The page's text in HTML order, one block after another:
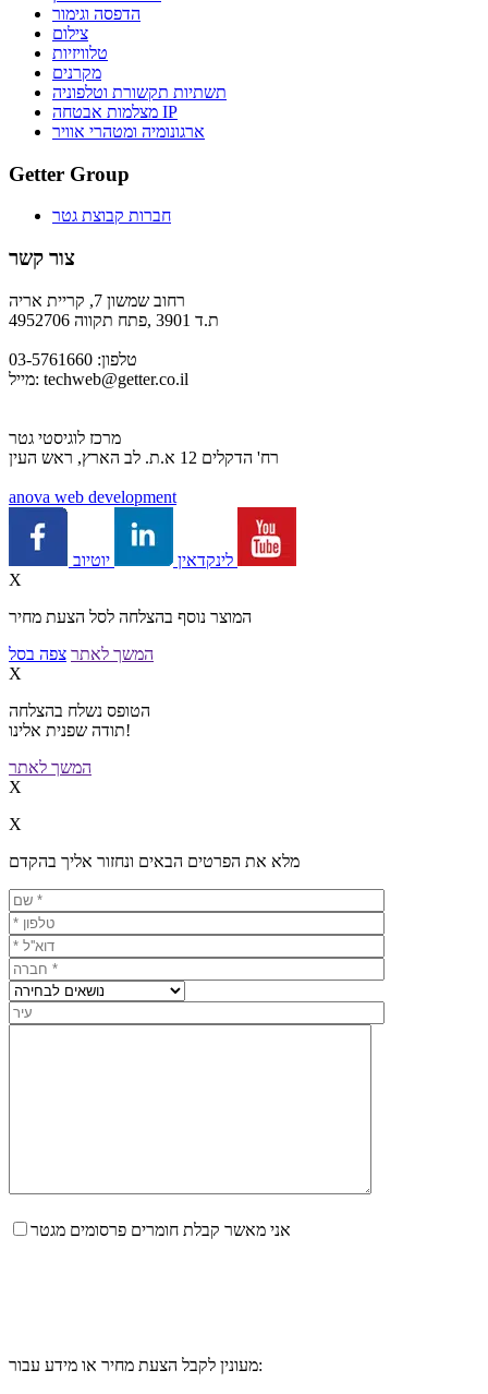
הדפסה וגימור
צילום
טלוויזיות
מקרנים
תשתיות תקשורת וטלפוניה
מצלמות אבטחה IP
ארגונומיה ומטהרי אוויר
Getter Group
חברות קבוצת גטר
צור קשר
רחוב שמשון 7, קריית אריה
ת.ד 3901 ,פתח תקווה 4952706
טלפון: 03-5761660
מייל: techweb@getter.co.il
מרכז לוגיסטי גטר
רח' הדקלים 12 א.ת. לב הארץ, ראש העין
anova web development
לינקדאין
X
המוצר נוסף בהצלחה לסל הצעת מחיר
המשך לאתר צפה בסל
X
הטופס נשלח בהצלחה
תודה שפנית אלינו!
המשך לאתר
X
X
מלא את הפרטים הבאים ונחזור אליך בהקדם
אני מאשר קבלת חומרים פרסומים מגטר
מעונין לקבל הצעת מחיר או מידע עבור: